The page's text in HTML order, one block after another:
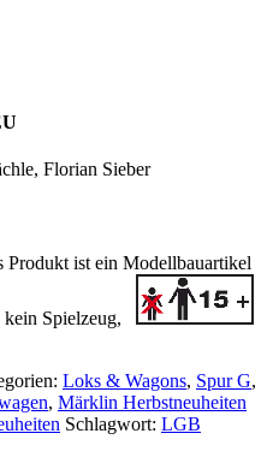
Florian Sieber
Produkt ist ein Modellbauartikel
Spielzeug,
Loks & Wagons, Spur G,
, Märklin Herbstneuheiten
Schlagwort: LGB